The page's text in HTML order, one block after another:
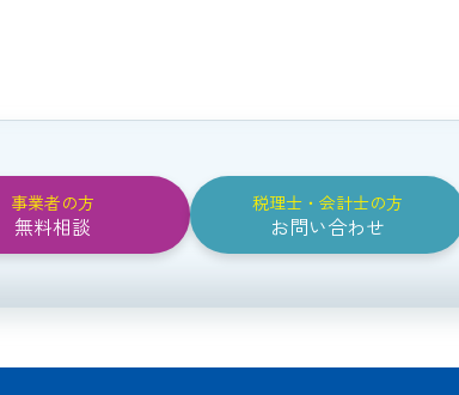
事業者の方
無料相談
税理士・会計士の方
お問い合わせ